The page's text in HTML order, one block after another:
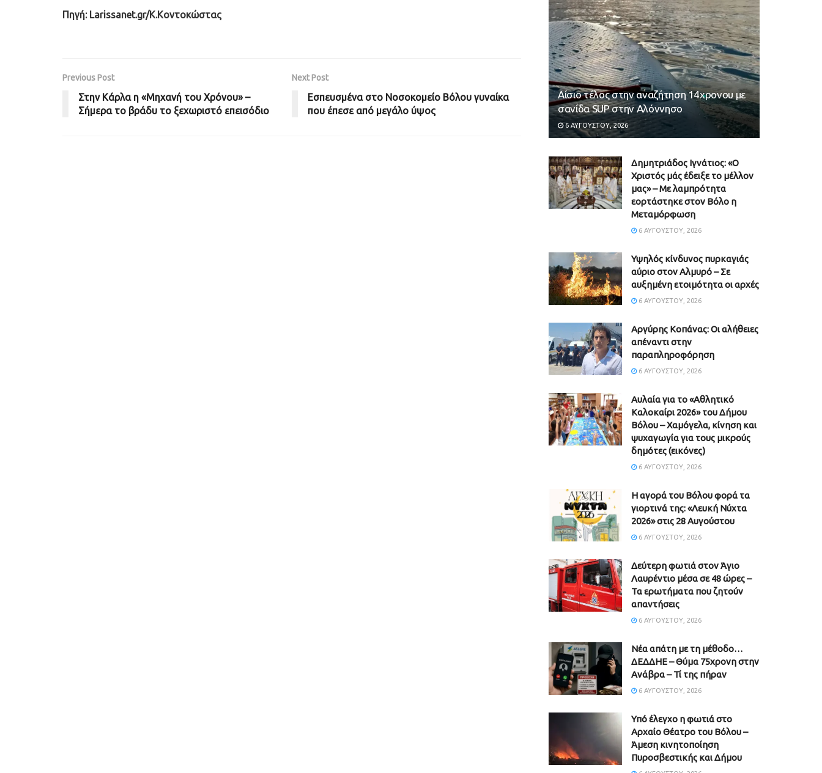
Πηγή: Larissanet.gr/Κ.Κοντοκώστας
Previous Post
Στην Κάρλα η «Μηχανή του Χρόνου» –
Σήμερα το βράδυ το ξεχωριστό επεισόδιο
Next Post
Εσπευσμένα στο Νοσοκομείο Βόλου γυναίκα
που έπεσε από μεγάλο ύψος
Αίσιο τέλος στην αναζήτηση 14χρονου με
σανίδα SUP στην Αλόννησο
6 ΑΥΓΟΎΣΤΟΥ, 2026
Δημητριάδος Ιγνάτιος: «Ο
Χριστός μάς έδειξε το μέλλον
μας» – Με λαμπρότητα
εορτάστηκε στον Βόλο η
Μεταμόρφωση
6 ΑΥΓΟΎΣΤΟΥ, 2026
Υψηλός κίνδυνος πυρκαγιάς
αύριο στον Αλμυρό – Σε
αυξημένη ετοιμότητα οι αρχές
6 ΑΥΓΟΎΣΤΟΥ, 2026
Aργύρης Κοπάνας: Οι αλήθειες
απέναντι στην
παραπληροφόρηση
6 ΑΥΓΟΎΣΤΟΥ, 2026
Αυλαία για το «Αθλητικό
Καλοκαίρι 2026» του Δήμου
Βόλου – Χαμόγελα, κίνηση και
ψυχαγωγία για τους μικρούς
δημότες (εικόνες)
6 ΑΥΓΟΎΣΤΟΥ, 2026
Η αγορά του Βόλου φορά τα
γιορτινά της: «Λευκή Νύχτα
2026» στις 28 Αυγούστου
6 ΑΥΓΟΎΣΤΟΥ, 2026
Δεύτερη φωτιά στον Άγιο
Λαυρέντιο μέσα σε 48 ώρες –
Τα ερωτήματα που ζητούν
απαντήσεις
6 ΑΥΓΟΎΣΤΟΥ, 2026
Νέα απάτη με τη μέθοδο…
ΔΕΔΔΗΕ – Θύμα 75χρονη στην
Ανάβρα – Τί της πήραν
6 ΑΥΓΟΎΣΤΟΥ, 2026
Υπό έλεγχο η φωτιά στο
Αρχαίο Θέατρο του Βόλου –
Άμεση κινητοποίηση
Πυροσβεστικής και Δήμου